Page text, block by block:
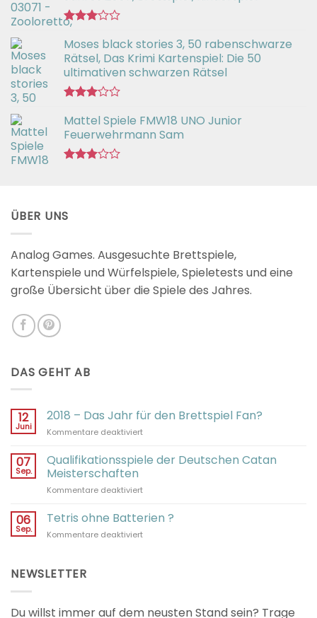
mit
3.02
von 5
Moses black stories 3, 50 rabenschwarze
Rätsel, Das Krimi Kartenspiel: Die 50
ultimativen schwarzen Rätsel
mit
3.00
von 5
Mattel Spiele FMW18 UNO Junior
Feuerwehrmann Sam
ÜBER UNS
Analog Games. Ausgesuchte Brettspiele,
Kartenspiele und Würfelspiele, Spieletests und eine
große Übersicht über die Spiele des Jahres.
DAS GEHT AB
12
Juni
2018 – Das Jahr für den Brettspiel Fan?
Kommentare deaktiviertfür
–
Das
für
Brettspiel
07
Sep.
Qualifikationsspiele der Deutschen Catan
Meisterschaften
Kommentare deaktiviertfür
der
Deutschen
Catan
06
Sep.
Tetris ohne Batterien ?
Kommentare deaktiviertfür
NEWSLETTER
Du willst immer auf dem neusten Stand sein? Trage